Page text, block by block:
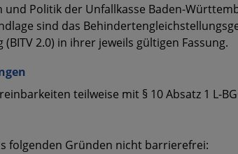
Politik der Unfallkasse Baden-
sind das
2.0) in ihrer jeweils gültigen Fassung.
teilweise mit § 10 Absatz 1 L-
folgenden Gründen nicht barrierefrei: